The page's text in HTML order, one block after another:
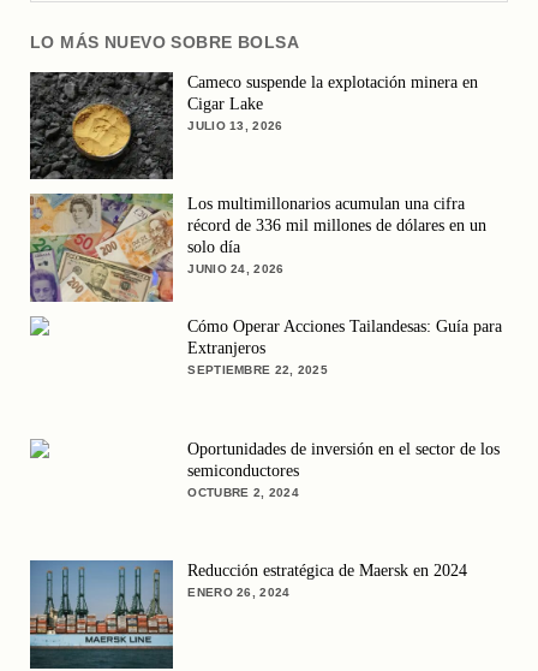
LO MÁS NUEVO SOBRE BOLSA
Cameco suspende la explotación minera en
Cigar Lake
JULIO 13, 2026
Los multimillonarios acumulan una cifra
récord de 336 mil millones de dólares en un
solo día
JUNIO 24, 2026
Cómo Operar Acciones Tailandesas: Guía para
Extranjeros
SEPTIEMBRE 22, 2025
Oportunidades de inversión en el sector de los
semiconductores
OCTUBRE 2, 2024
Reducción estratégica de Maersk en 2024
ENERO 26, 2024